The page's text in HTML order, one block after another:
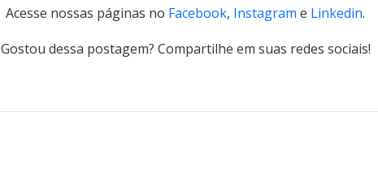
Acesse nossas páginas no Facebook, Instagram e Linkedin.
Gostou dessa postagem? Compartilhe em suas redes sociais!